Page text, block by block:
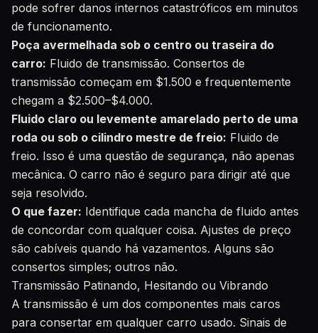
pode sofrer danos internos catastróficos em minutos
de funcionamento.
Poça avermelhada sob o centro ou traseira do
carro: Fluido de transmissão. Consertos de
transmissão começam em $1.500 e frequentemente
chegam a $2.500–$4.000.
Fluido claro ou levemente amarelado perto de uma
roda ou sob o cilindro mestre de freio: Fluido de
freio. Isso é uma questão de segurança, não apenas
mecânica. O carro não é seguro para dirigir até que
seja resolvido.
O que fazer: Identifique cada mancha de fluido antes
de concordar com qualquer coisa. Ajustes de preço
são cabíveis quando há vazamentos. Alguns são
consertos simples; outros não.
Transmissão Patinando, Hesitando ou Vibrando
A transmissão é um dos componentes mais caros
para consertar em qualquer carro usado. Sinais de